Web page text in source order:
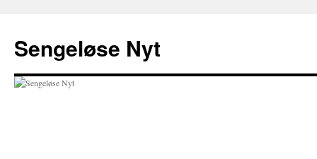
indhold
Sengeløse Nyt